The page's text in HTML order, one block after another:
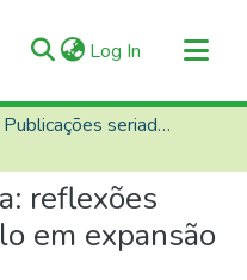
Log In (current)
Livros e Publicações seriadas
reflexões
em expansão